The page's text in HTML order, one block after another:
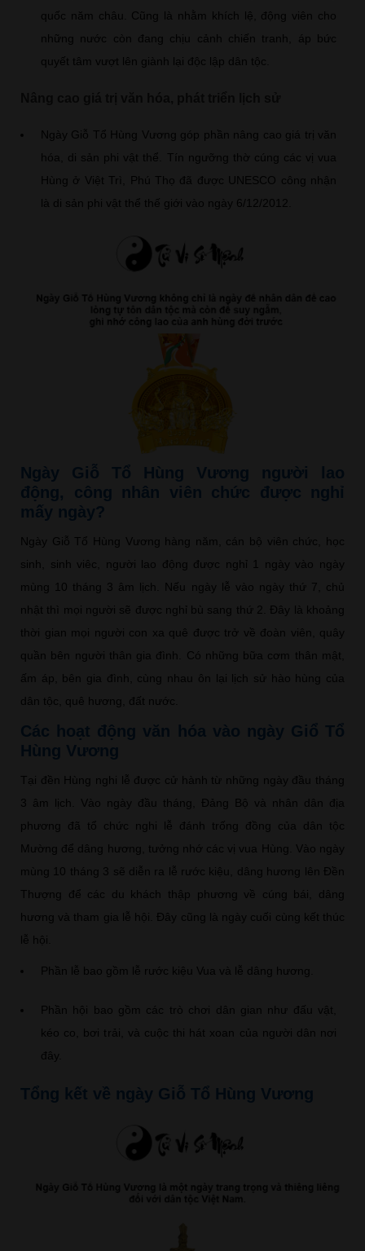
quốc năm châu. Cũng là nhằm khích lệ, động viên cho
những nước còn đang chịu cảnh chiến tranh, áp bức
quyết tâm vượt lên giành lại độc lập dân tộc.
Ngày Giỗ Tổ Hùng Vương góp phần nâng cao giá trị văn
hóa, di sản phi vật thể. Tín ngưỡng thờ cúng các vị vua
Hùng ở Việt Trì, Phú Thọ đã được UNESCO công nhận
là di sản phi vật thể thế giới vào ngày 6/12/2012.
Ngày Giỗ Tổ Hùng Vương người lao
động, công nhân viên chức được nghỉ
mấy ngày?
Ngày Giỗ Tổ Hùng Vương hàng năm, cán bộ viên chức, học
sinh, sinh viêc, người lao động được nghỉ 1 ngày vào ngày
mùng 10 tháng 3 âm lịch. Nếu ngày lễ vào ngày thứ 7, chủ
nhật thì mọi người sẽ được nghỉ bù sang thứ 2. Đây là khoảng
thời gian mọi người con xa quê được trở về đoàn viên, quây
quần bên người thân gia đình. Có những bữa cơm thân mật,
ấm áp, bên gia đình, cùng nhau ôn lại lịch sử hào hùng của
dân tộc, quê hương, đất nước.
Các hoạt động văn hóa vào ngày Giổ Tổ
Hùng Vương
Tại đền Hùng nghi lễ được cử hành từ những ngày đầu tháng
3 âm lịch. Vào ngày đầu tháng, Đảng Bộ và nhân dân địa
phương đã tổ chức nghi lễ đánh trống đồng của dân tộc
Mường để dâng hương, tưởng nhớ các vị vua Hùng. Vào ngày
mùng 10 tháng 3 sẽ diễn ra lễ rước kiệu, dâng hương lên Đền
Thượng để các du khách thập phương về cúng bái, dâng
hương và tham gia lễ hội. Đây cũng là ngày cuối cùng kết thúc
lễ hội.
Phần lễ bao gồm lễ rước kiệu Vua và lễ dâng hương.
Phần hội bao gồm các trò chơi dân gian như đấu vật,
kéo co, bơi trải, và cuộc thi hát xoan của người dân nơi
đây.
Tổng kết về ngày Giỗ Tổ Hùng Vương